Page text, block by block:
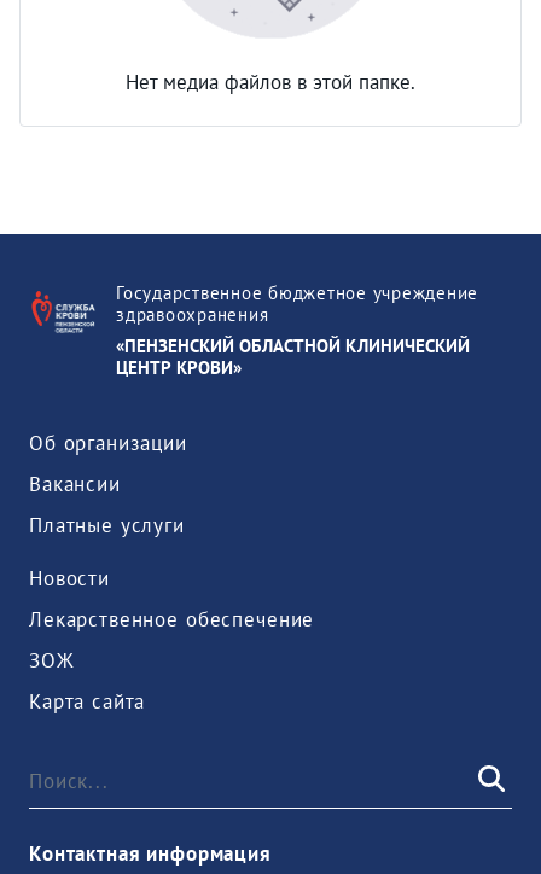
Нет медиа файлов в этой папке.
Государственное бюджетное учреждение
здравоохранения
«ПЕНЗЕНСКИЙ ОБЛАСТНОЙ КЛИНИЧЕСКИЙ
ЦЕНТР КРОВИ»
Об организации
Вакансии
Платные услуги
Новости
Лекарственное обеспечение
ЗОЖ
Карта сайта
Контактная информация